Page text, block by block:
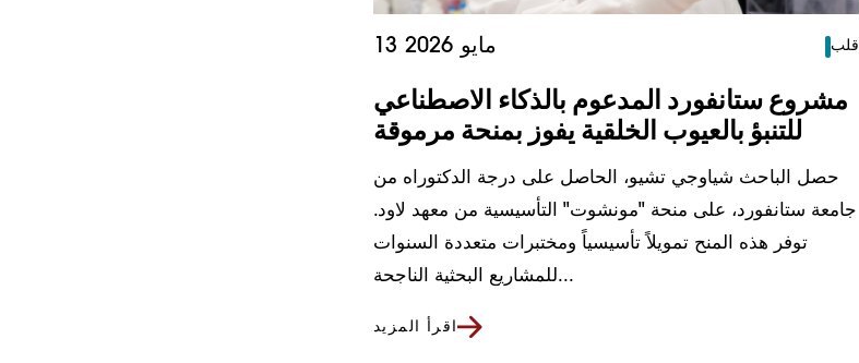
13 مايو 2026 قلب
مشروع ستانفورد المدعوم بالذكاء الاصطناعي
للتنبؤ بالعيوب الخلقية يفوز بمنحة مرموقة
حصل الباحث شياوجي تشيو، الحاصل على درجة الدكتوراه من
جامعة ستانفورد، على منحة "مونشوت" التأسيسية من معهد لاود.
توفر هذه المنح تمويلاً تأسيسياً ومختبرات متعددة السنوات
للمشاريع البحثية الناجحة...
اقرأ المزيد